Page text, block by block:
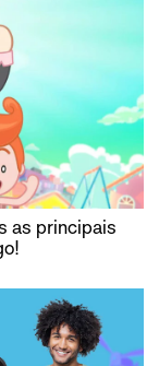
as principais